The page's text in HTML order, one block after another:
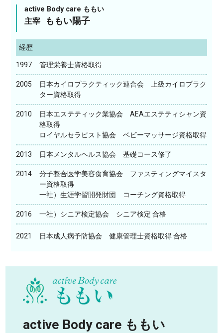
active Body care ももい
主宰 ももい陽子
経歴
1997 管理栄養士資格取得
2005
日本カイロプラクティック連合会 上級カイロプラク
ター資格取得
2010
日本エステティック業協会 AEAエステティシャン資
格取得
ロイヤルセラピスト協会 ベビーマッサージ資格取得
2013 日本メンタルヘルス協会 基礎コース修了
2014
分子整合医学美容食育協会 ファスティングマイスタ
ー資格取得
一社）生涯学習開発財団 コーチング資格取得
2016 一社）シニア検定協会 シニア検定 合格
2021 日本成人病予防協会 健康管理士資格取得 合格
active Body care ももい